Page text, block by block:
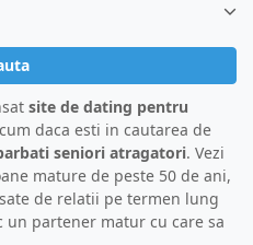
site de dating pentru
daca esti in cautarea de
seniori atragatori. Vezi
mature de peste 50 de ani,
de relatii pe termen lung
un partener matur cu care sa